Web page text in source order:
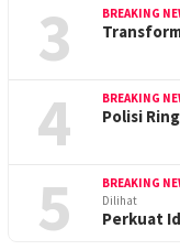
3 BREAKING
4 BREAKING
Polisi
5 BREAKING
Dilihat
Perkuat